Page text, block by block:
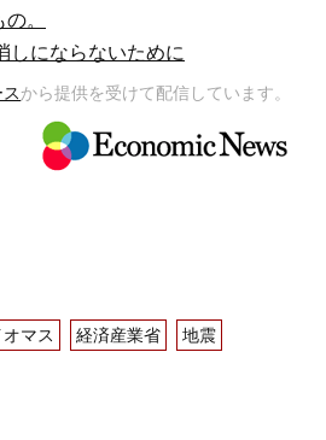
。
にならないために
から提供を受けて配信しています。
マス 経済産業省 地震